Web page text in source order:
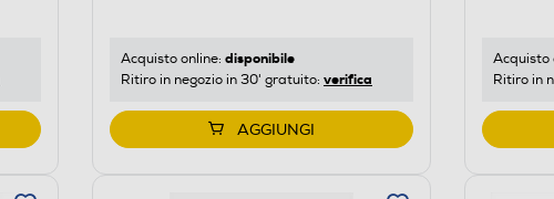
Acquisto online: disponibile
Ritiro in negozio in 30' gratuito: verifica
AGGIUNGI
Acquisto
Ritiro in